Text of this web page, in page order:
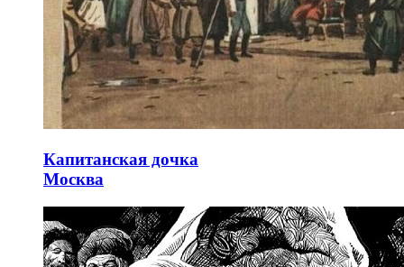
Капитанская дочка
Москва